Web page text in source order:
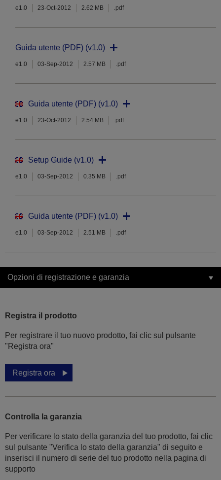
e1.0 23-Oct-2012 2.62 MB .pdf
Guida utente (PDF) (v1.0)
e1.0 03-Sep-2012 2.57 MB .pdf
Guida utente (PDF) (v1.0)
e1.0 23-Oct-2012 2.54 MB .pdf
Setup Guide (v1.0)
e1.0 03-Sep-2012 0.35 MB .pdf
Guida utente (PDF) (v1.0)
e1.0 03-Sep-2012 2.51 MB .pdf
Opzioni di registrazione e garanzia
Registra il prodotto
Per registrare il tuo nuovo prodotto, fai clic sul pulsante
"Registra ora"
Registra ora
Controlla la garanzia
Per verificare lo stato della garanzia del tuo prodotto, fai clic
sul pulsante "Verifica lo stato della garanzia" di seguito e
inserisci il numero di serie del tuo prodotto nella pagina di
supporto